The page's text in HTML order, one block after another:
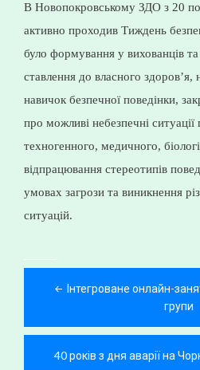
В Новопокровському ЗДО з 20
активно проходив Тиждень
було формування у вихованців
ставлення до власного здоров’я,
навичок безпечної поведінки,
про можливі небезпечні
техногенного, медичного,
відпрацювання стереотипів
умовах загрози та виникнення
ситуацій.
записівІнтегроване онлайн-
групи
40 років з дня аварії на